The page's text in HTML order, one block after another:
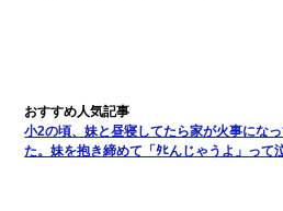
小2の頃、妹と昼寝してたら家が火事にな
た。妹を抱き締めて「ﾀﾋんじゃうよ」って